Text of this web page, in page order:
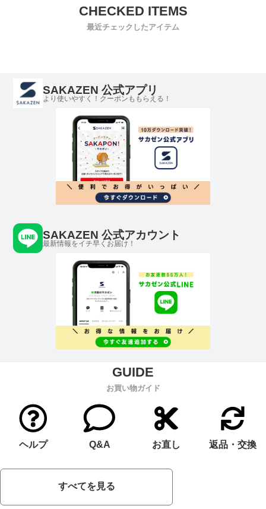
最近チェックしたアイテム
SAKAZEN 公式アプリ
より使いやすく！クーポンももらえる！
SAKAZEN 公式アカウント
最新情報をイチ早くお届け！
お買い物ガイド
ヘルプ Q&A お直し 返品・交換
すべてを見る